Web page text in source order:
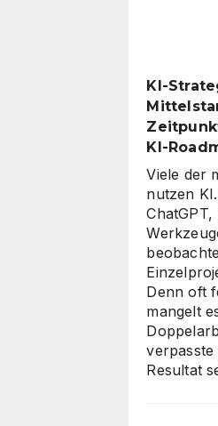
KI-
KI-
Viele der
nutzen
Denn oft
mangelt
Resultat